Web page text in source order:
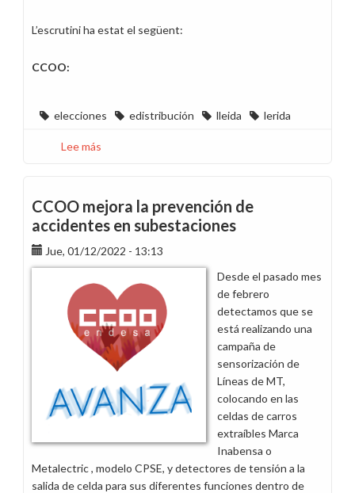
L’escrutini ha estat el següent:
CCOO:
elecciones edistribución lleida lerida
Lee más
a
EDistribució
Lleida
CCOO mejora la prevención de
accidentes en subestaciones
Jue, 01/12/2022 - 13:13
Desde el pasado mes
de febrero
detectamos que se
está realizando una
campaña de
sensorización de
Líneas de MT,
colocando en las
celdas de carros
extraíbles Marca
Inabensa o
Metalectric , modelo CPSE, y detectores de tensión a la
salida de celda para sus diferentes funciones dentro de